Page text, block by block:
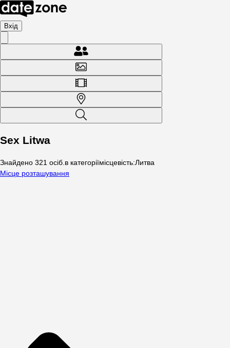
Вхід
Sex Litwa
Знайдено 321 осіб в категоріїмісцевість:Литва
Місце розташування